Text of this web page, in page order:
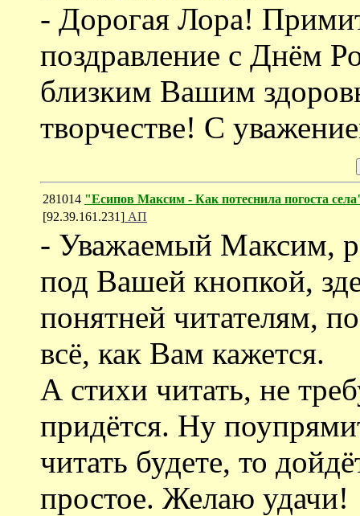
- Дорогая Лора!
поздравление с Днём
близким Вашим
творчестве! С
281014 "Есипов Максим - Как потеснила погоста
[92.39.161.231] АП
- Уважаемый Максим,
под Вашей кнопкой,
понятней читателям,
всё, как Вам кажется.
А стихи читать, не
придётся. Ну
читать будете, то
простое. Желаю удачи!